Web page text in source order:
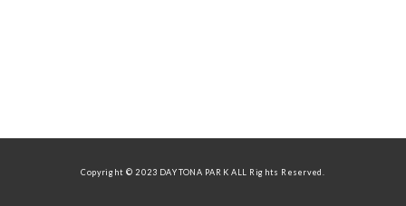
Copyright © 2023 DAYTONA PARK ALL Rights Reserved.